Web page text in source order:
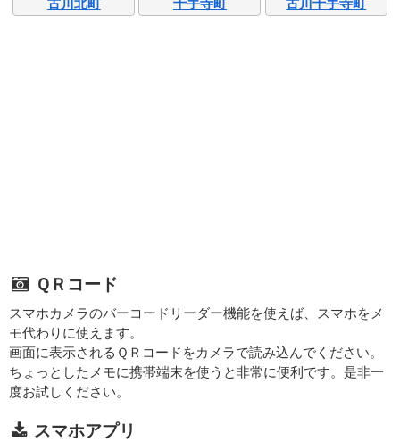
ＱＲコード
スマホカメラのバーコードリーダー機能を使えば、スマホをメ
モ代わりに使えます。
画面に表示されるＱＲコードをカメラで読み込んでください。
ちょっとしたメモに携帯端末を使うと非常に便利です。是非一
度お試しください。
スマホアプリ